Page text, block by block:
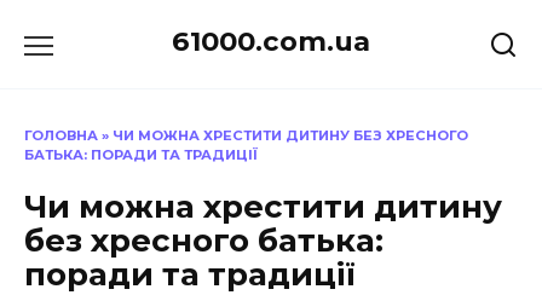
до
61000.com.ua
ГОЛОВНА » ЧИ МОЖНА ХРЕСТИТИ ДИТИНУ БЕЗ ХРЕСНОГО
БАТЬКА: ПОРАДИ ТА ТРАДИЦІЇ
Чи можна хрестити дитину
без хресного батька:
поради та традиції